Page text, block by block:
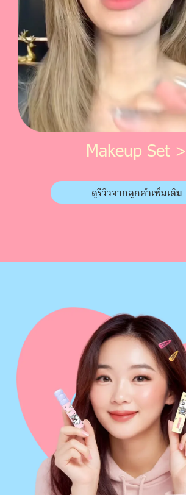
Makeup Set >
ดูรีวิวจากลูกค้าเพิ่มเติม